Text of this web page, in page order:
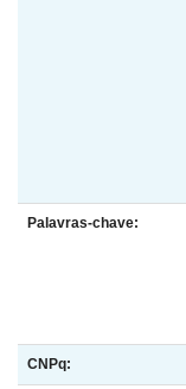
Palavras-chave:
CNPq: